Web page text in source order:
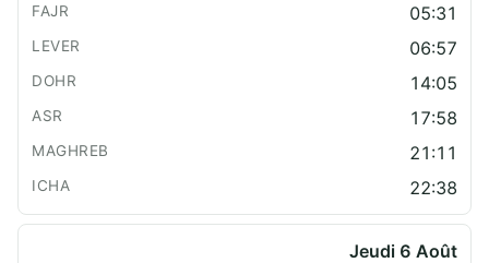
05:31
06:57
14:05
17:58
21:11
22:38
Jeudi 6 Août